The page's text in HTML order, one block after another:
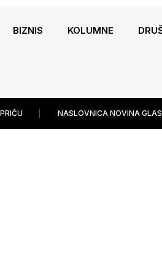
BIZNIS KOLUMNE
NASLOVNICA NOVINA